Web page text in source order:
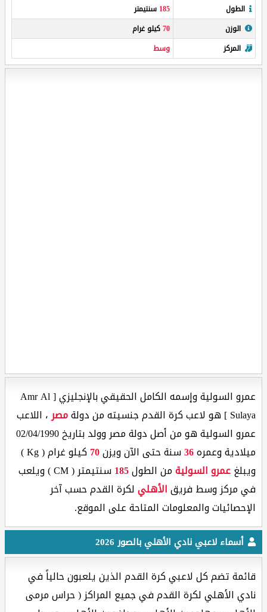
الطول
185 سنتيمتر
الوزن
70كيلو غرام
المركز
وسط
عمرو السولية وإسمه الكامل الحقيقي بالإنجليزي [ Amr Al
Sulaya ] هو لاعب كرة القدم جنسيته من دولة
مصر، اللاعب
عمرو السولية هو من أصل دولة مصر وولد بتاريخ 02/04/1990
ميلادية وعمره36سنة حتى الآن ويزن70
كيلو غرام ( Kg )
ويبلغعمرو السوليةمن الطول185
سنتيمتر ( CM ) ويلعب
في مركز وسط فريقالأهليلكرة القدم حسب آخر
الإحصائيات والمعلومات المتاحة على الموقع.
أسماء لاعبي نادي الأهلي بالصور 2026
قائمة تضم كل لاعبي كرة القدم الذين يلعبون حالياً في
نادي الأهلي لكرة القدم في جميع المراكز ( حراس مرمى